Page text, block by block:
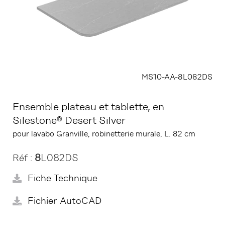
MS10-AA-8L082DS
Ensemble plateau et tablette, en
Silestone® Desert Silver
pour lavabo Granville, robinetterie murale, L. 82 cm
Réf : 8L082DS
Fiche Technique
Fichier AutoCAD